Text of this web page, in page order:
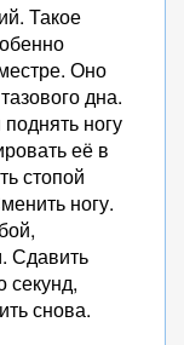
Такое
Оно
дна.
ногу
её в
стопой
ногу.
Сдавить
секунд,
снова.